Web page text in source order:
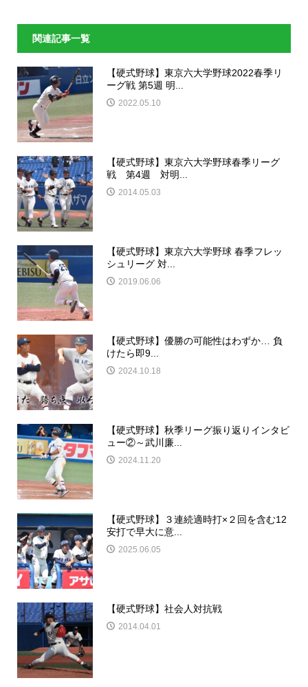
関連記事一覧
【硬式野球】東京六大学野球2022春季リ
ーグ戦 第5週 明...
2022.05.10
【硬式野球】東京六大学野球春季リーグ
戦 第4週 対明...
2014.05.03
【硬式野球】東京六大学野球 春季フレッ
シュリーグ 対...
2019.06.06
【硬式野球】優勝の可能性はわずか… 負
けたら即9...
2024.10.18
【硬式野球】秋季リーグ振り返りインタビ
ュー②～武川廉...
2024.11.20
【硬式野球】３連続適時打×２回を含む12
安打で早大に意...
2025.06.05
【硬式野球】社会人対抗戦
2014.04.01